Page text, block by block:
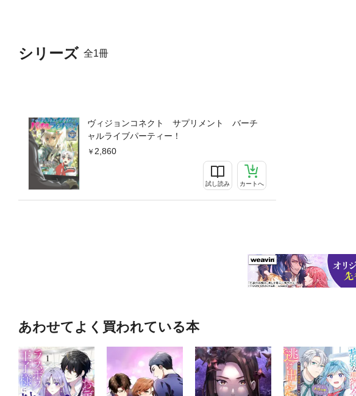
シリーズ 全1冊
ヴィジョンコネクト サプリメント バーチ
ャルライブパーティー！
2,860
試し読み カートへ
あわせてよく買われている本